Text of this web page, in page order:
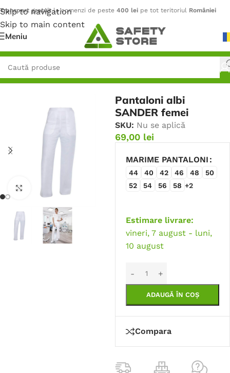
Skip to navigation
Skip to main content
Transport gratuitla comenzi de peste 400 lei pe tot teritoriul României
Meniu
Prima pagină/Îmbrăcăminte
Faceți click pentru a mări
Pantaloni albi
SANDER femei
SKU: Nu se aplică
69,00 lei
MARIME PANTALONI
44 40 42 46 48
50
52
54 56 58 +2
Estimare livrare:
vineri, 7 august - luni,
10 august
ADAUGĂ ÎN COȘ
Compara